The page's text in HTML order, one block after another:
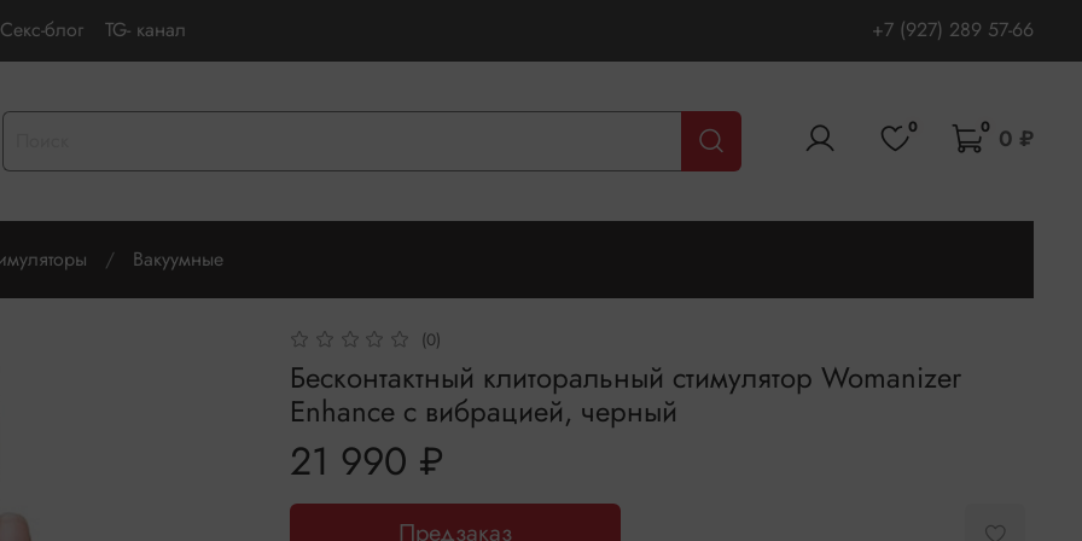
Секс-блог TG- канал +7 (927) 289 57-66
0 0 0 ₽
Вакуумные
(0)
Бесконтактный клиторальный стимулятор Womanizer
Enhance с вибрацией, черный
21 990 ₽
Предзаказ